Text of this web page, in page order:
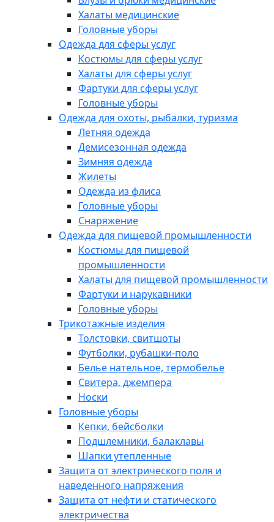
Халаты медицинские
Головные уборы
Одежда для сферы услуг
Костюмы для сферы услуг
Халаты для сферы услуг
Фартуки для сферы услуг
Головные уборы
Одежда для охоты, рыбалки, туризма
Летняя одежда
Демисезонная одежда
Зимняя одежда
Жилеты
Одежда из флиса
Головные уборы
Снаряжение
Одежда для пищевой промышленности
Костюмы для пищевой
промышленности
Халаты для пищевой промышленности
Фартуки и нарукавники
Головные уборы
Трикотажные изделия
Толстовки, свитшоты
Футболки, рубашки-поло
Белье нательное, термобелье
Свитера, джемпера
Носки
Головные уборы
Кепки, бейсболки
Подшлемники, балаклавы
Шапки утепленные
Защита от электрического поля и
наведенного напряжения
Защита от нефти и статического
электричества